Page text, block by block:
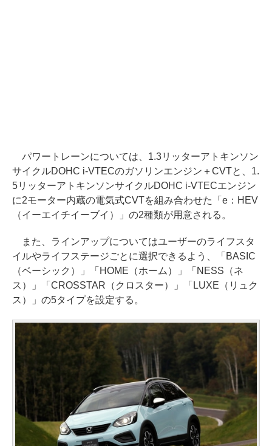
パワートレーンについては、1.3リッターアトキンソン
サイクルDOHC i-VTECのガソリンエンジン＋CVTと、1.
5リッターアトキンソンサイクルDOHC i-VTECエンジン
に2モーター内蔵の電気式CVTを組み合わせた「e：HEV
（イーエイチイーブイ）」の2種類が用意される。
また、ラインアップについてはユーザーのライフスタ
イルやライフステージごとに選択できるよう、「BASIC
（ベーシック）」「HOME（ホーム）」「NESS（ネ
ス）」「CROSSTAR（クロスター）」「LUXE（リュク
ス）」の5タイプを設定する。